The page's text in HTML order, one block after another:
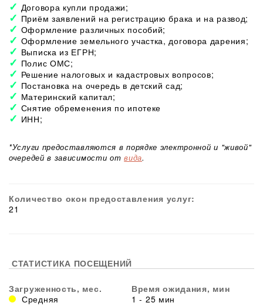
Договора купли продажи;
Приём заявлений на регистрацию брака и на развод;
Оформление различных пособий;
Оформление земельного участка, договора дарения;
Выписка из ЕГРН;
Полис ОМС;
Решение налоговых и кадастровых вопросов;
Постановка на очередь в детский сад;
Материнский капитал;
Снятие обременения по ипотеке
ИНН;
*Услуги предоставляются в порядке электронной и "живой"
очередей в зависимости отвида.
Количество окон предоставления услуг:
21
СТАТИСТИКА ПОСЕЩЕНИЙ
Загруженность, мес.
Средняя
Время ожидания, мин
1 - 25 мин